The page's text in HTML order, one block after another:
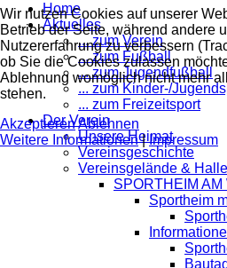
Home
Aktuelles
... zum Verein
... zum Fußball
... zum Jugendfußball
... zum Kinder-/
... zum Freizeitsport
Der Verein
Unsere Heimat
Vereinsgeschichte
Vereinsgelände &
SPORTHEIM
Sportheim
Wir nutzen Cookies auf unserer
Betrieb der Seite, während andere
Nutzererfahrung zu verbessern
ob Sie die Cookies zulassen
Ablehnung womöglich nicht mehr
stehen.
AkzeptierenAblehnen
Weitere Informationen|Impressum